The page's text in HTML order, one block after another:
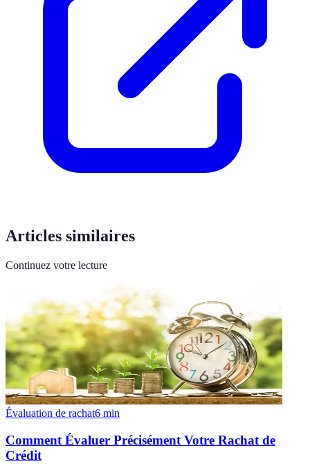
Articles similaires
Continuez votre lecture
Évaluation de rachat6 min
Comment Évaluer Précisément Votre Rachat de
Crédit